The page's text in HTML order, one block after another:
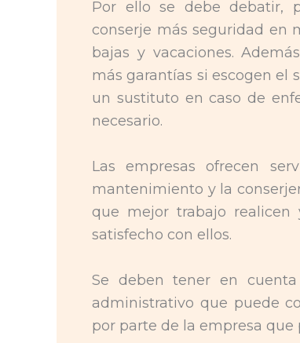
Por ello se debe debatir,
conserje más seguridad en
bajas y vacaciones.
más garantías si escogen el
un sustituto en caso de
necesario.
Las empresas ofrecen
mantenimiento y la
que mejor trabajo
satisfecho con ellos.
Se deben tener en
administrativo que puede
por parte de la empresa que